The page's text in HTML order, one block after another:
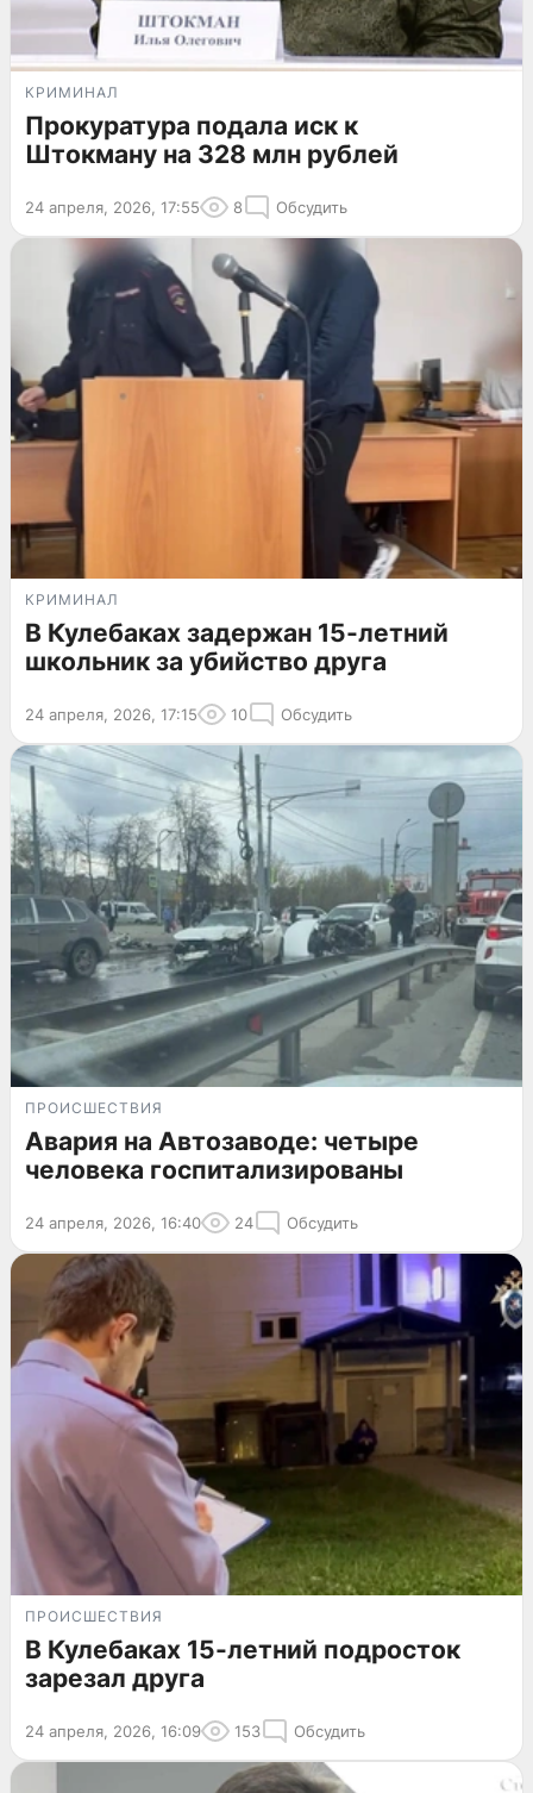
КРИМИНАЛ
Прокуратура подала иск к
Штокману на 328 млн рублей
24 апреля, 2026, 17:55 8 Обсудить
КРИМИНАЛ
В Кулебаках задержан 15-летний
школьник за убийство друга
24 апреля, 2026, 17:15 10 Обсудить
ПРОИСШЕСТВИЯ
Авария на Автозаводе: четыре
человека госпитализированы
24 апреля, 2026, 16:40 24 Обсудить
ПРОИСШЕСТВИЯ
В Кулебаках 15-летний подросток
зарезал друга
24 апреля, 2026, 16:09 153 Обсудить